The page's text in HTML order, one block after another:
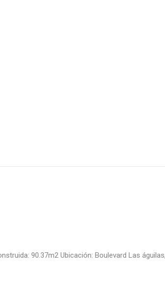
90.37m2 Ubicación: Boulevard Las